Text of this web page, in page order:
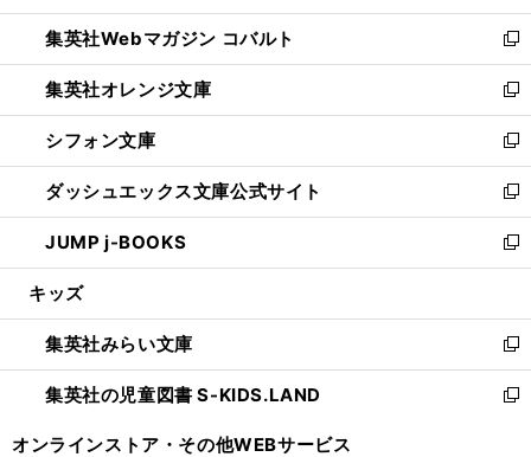
開
く
ウ
で
開
く
ン
ド
ウ
で
開
く
ウ
ィ
ン
ド
ウ
で
開
く
集英社Webマガジン コバルト
新
し
い
ウ
ィ
ン
ド
ウ
で
開
集英社オレンジ文庫
新
し
い
ウ
ィ
ン
ド
ウ
開
く
シフォン文庫
新
し
い
ウ
ィ
ン
ウ
で
開
く
ダッシュエックス文庫公式サイト
新
し
い
ウ
ン
ド
ウ
で
JUMP j-BOOKS
新
し
ウ
ィ
ン
ド
キッズ
集英社みらい文庫
新
し
い
集英社の児童図書 S-KIDS.LAND
新
オンラインストア・ その他WEBサービス